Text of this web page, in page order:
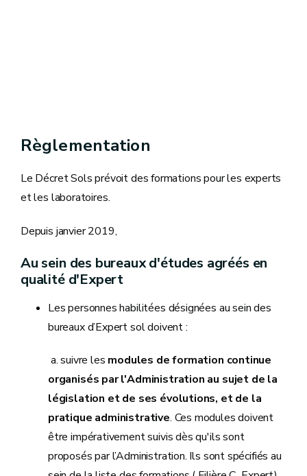
Règlementation
Le Décret Sols prévoit des formations pour les experts
et les laboratoires.
Depuis janvier 2019,
Au sein des bureaux d'études agréés en
qualité d'Expert
Les personnes habilitées désignées au sein des
bureaux d’Expert sol doivent :
a. suivre les modules de formation continue
organisés par l'Administration au sujet de la
législation et de ses évolutions, et de la
pratique administrative. Ces modules doivent
être impérativement suivis dès qu'ils sont
proposés par l’Administration. Ils sont spécifiés au